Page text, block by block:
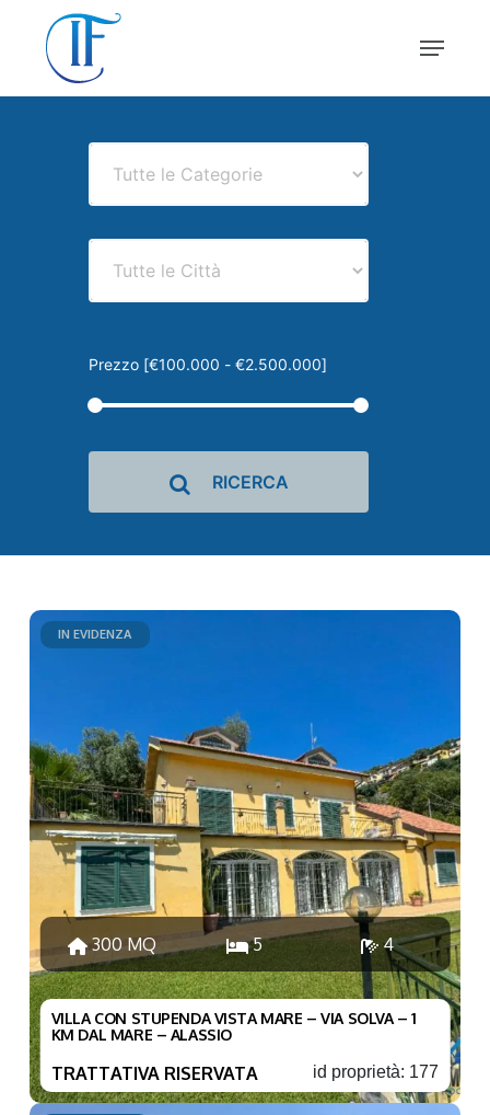
content
Menu
Prezzo [€100.000 -€2.500.000]
RICERCA
IN EVIDENZA
300 MQ 5 4
VILLA CON STUPENDA VISTA MARE – VIA SOLVA – 1
KM DAL MARE – ALASSIO
id proprietà: 177
TRATTATIVA RISERVATA
Menu